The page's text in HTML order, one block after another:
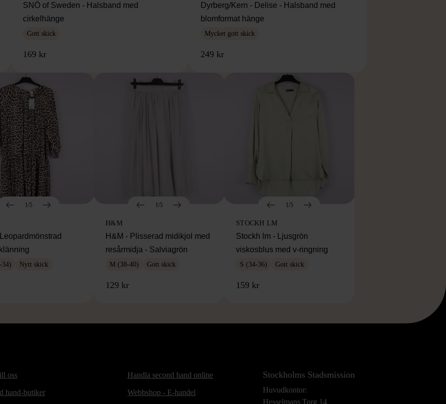
SNÖ of Sweden - Halsband med
cirkelhänge
Gott skick
169 kr
Dyrberg/Kern - Delise - Halsband med
blomformat hänge
Mycket gott skick
249 kr
1/5
34) Nytt skick
1/5
H&M
H&M - Plisserad midikjol med
resårmidja - Salviagrön
M (38-40) Gott skick
129 kr
1/5
STOCKH LM
Stockh lm - Ljusgrön
viskosblus med v-ringning
S (34-36) Gott skick
159 kr
oss
hand-butiker
Handla second hand online
Webbshop - E-handel
Stockholms Stadsmission
Huvudkontor:
Hesselmans Torg 14